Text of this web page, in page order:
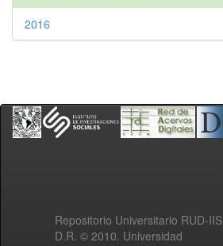
2016
Repositorio Universitario RUD-IIS
D.R. © 2010. Universidad